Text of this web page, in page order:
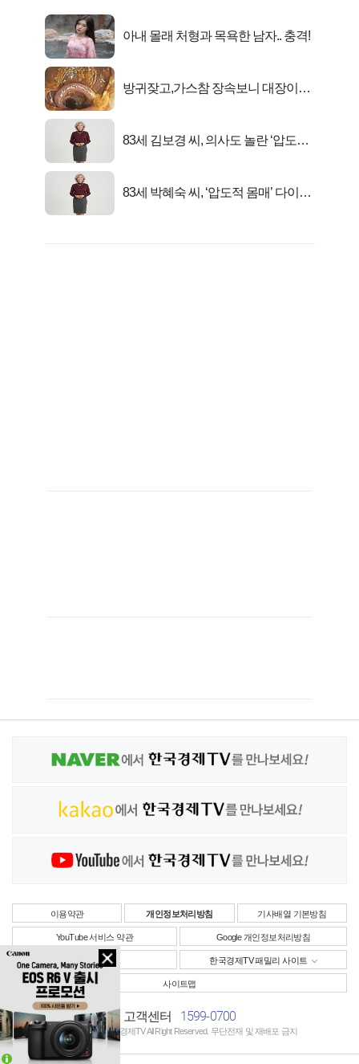
아내 몰래 처형과 목욕한 남자.. 충격!
방귀잦고,가스참 장속보니 대장이아
83세 김보경 씨, 의사도 놀란 ‘압도적
83세 박혜숙 씨, ‘압도적 몸매’ 다이어
이용약관 개인정보처리방침 기사배열 기본방침
YouTube 서비스 약관 Google 개인정보처리방침
사업자정보 한국경제TV 패밀리 사이트
사이트맵
고객센터 1599-0700
Copyright © 한국경제TV All Right Reserved. 무단전재 및 재배포 금지